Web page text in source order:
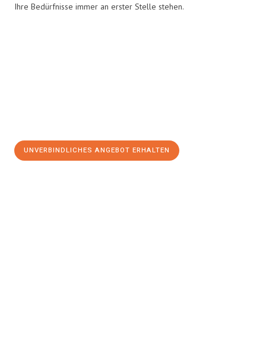
Ihre Bedürfnisse immer an erster Stelle stehen.
UNVERBINDLICHES ANGEBOT ERHALTEN